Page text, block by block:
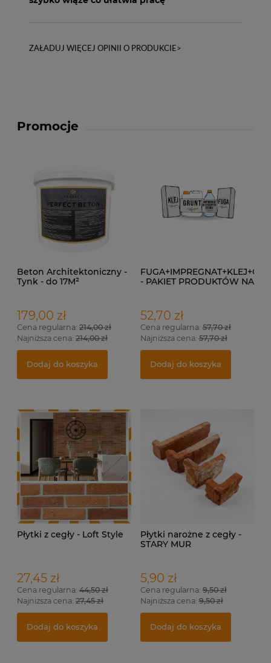
ZAŁADUJ WIĘCEJ OPINII O PRODUKCIE>
Promocje
Beton Architektoniczny -
Tynk - do 17M²
179,00 zł
Cena regularna: 214,00 zł
Najniższa cena: 214,00 zł
Dodaj do koszyka
- PAKIET PRODUKTÓW NA
52,70 zł
Cena regularna:57,70 zł
Najniższa cena:57,70 zł
Dodaj do koszyka
Płytki z cegły - Loft Style
27,45 zł
Cena regularna: 44,50 zł
Najniższa cena: 27,45 zł
Dodaj do koszyka
Płytki narożne z cegły -
STARY MUR
5,90 zł
Cena regularna:9,50 zł
Najniższa cena:9,50 zł
Dodaj do koszyka